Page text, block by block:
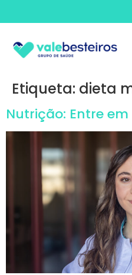
Etiqueta: dieta
Nutrição: Entre